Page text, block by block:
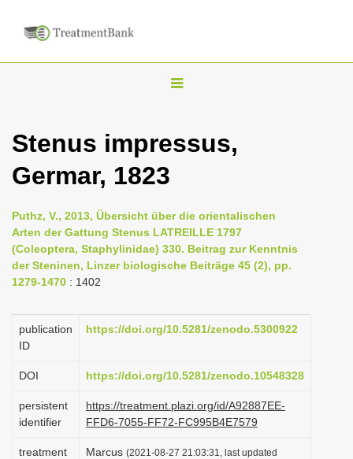
T
g
n
a
v
a
i
n
Stenus impressus,
Germar, 1823
Puthz, V., 2013, Übersicht über die orientalischen
Arten der Gattung Stenus LATREILLE 1797
(Coleoptera, Staphylinidae) 330. Beitrag zur Kenntnis
der Steninen, Linzer biologische Beiträge 45 (2), pp.
1279-1470 : 1402
publication
ID
https://doi.org/10.5281/zenodo.5300922
DOI https://doi.org/10.5281/zenodo.10548328
persistent
identifier
https://treatment.plazi.org/id/A92887EE-
FFD6-7055-FF72-FC995B4E7579
treatment
Marcus (2021-08-27 21:03:31, last updated